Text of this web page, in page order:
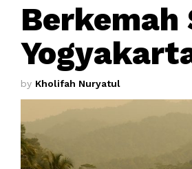
Berkemah
by Kholifah Nuryatul